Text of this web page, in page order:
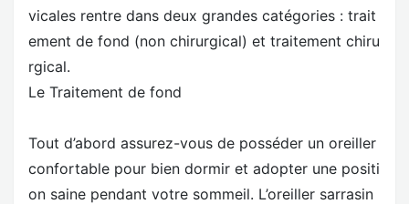
vicales rentre dans deux grandes catégories : trait
ement de fond (non chirurgical) et traitement chiru
rgical.
Le Traitement de fond
Tout d’abord assurez-vous de posséder un oreiller
confortable pour bien dormir et adopter une positi
on saine pendant votre sommeil. L’oreiller sarrasin